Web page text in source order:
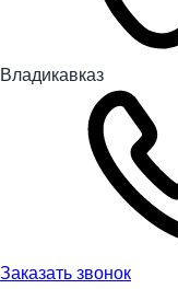
Владикавказ
Заказать звонок